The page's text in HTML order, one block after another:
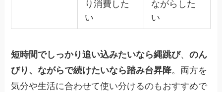
り消費した
い
ながらした
い
短時間でしっかり追い込みたいなら縄跳び、のん
びり、ながらで続けたいなら踏み台昇降。両方を
気分や生活に合わせて使い分けるのもおすすめで